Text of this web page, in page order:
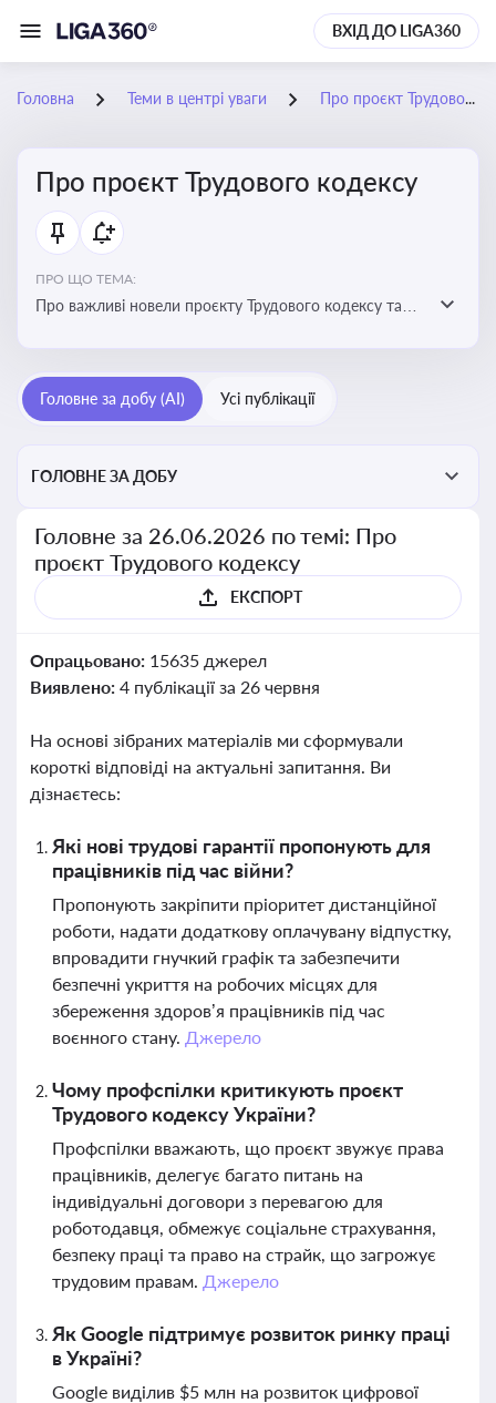
ВХІД ДО LIGA360
Головна Теми в центрі уваги Про проєкт Трудового кодексу
Про проєкт Трудового кодексу
ПРО ЩО ТЕМА:
Про важливі новели проєкту Трудового кодексу та
Головне за добу (AI) Усі публікації
ГОЛОВНЕ ЗА ДОБУ
Головне за 26.06.2026 по темі: Про
проєкт Трудового кодексу
ЕКСПОРТ
Опрацьовано: 15635 джерел
Виявлено: 4 публікації за 26 червня
На основі зібраних матеріалів ми сформували
короткі відповіді на актуальні запитання. Ви
дізнаєтесь:
Які нові трудові гарантії пропонують для
працівників під час війни?
Пропонують закріпити пріоритет дистанційної
роботи, надати додаткову оплачувану відпустку,
впровадити гнучкий графік та забезпечити
безпечні укриття на робочих місцях для
збереження здоров’я працівників під час
воєнного стану. Джерело
Чому профспілки критикують проєкт
Трудового кодексу України?
Профспілки вважають, що проєкт звужує права
працівників, делегує багато питань на
індивідуальні договори з перевагою для
роботодавця, обмежує соціальне страхування,
безпеку праці та право на страйк, що загрожує
трудовим правам. Джерело
Як Google підтримує розвиток ринку праці
в Україні?
Google виділив $5 млн на розвиток цифрової